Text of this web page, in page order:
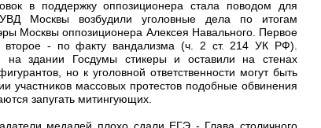
в поддержку оппозиционера стала поводом для
Москвы возбудили уголовные дела по итогам
Москвы оппозиционера Алексея Навального. Первое
- по факту вандализма (ч. 2 ст. 214 УК РФ).
на здании Госдумы стикеры и оставили на стенах
но к уголовной ответственности могут быть
участников массовых протестов подобные обвинения
запугать митингующих.
медалей плохо сдали ЕГЭ - Глава столичного